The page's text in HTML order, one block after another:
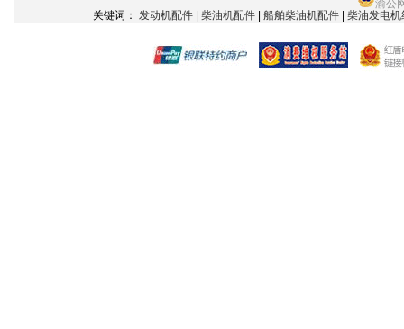
渝公
关键词： 发动机配件 | 柴油机配件 | 船舶柴油机配件 | 柴油发电机